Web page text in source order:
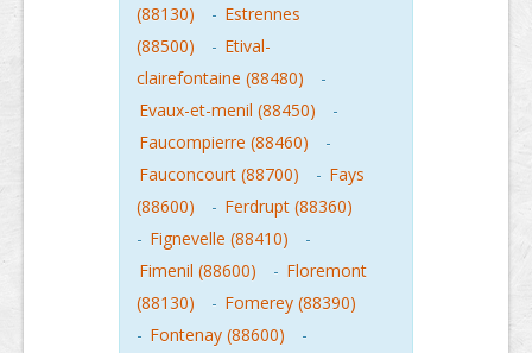
(88130)
- Estrennes
(88500)
- Etival-
clairefontaine (88480)
-
Evaux-et-menil (88450)
-
Faucompierre (88460)
-
Fauconcourt (88700)
- Fays
(88600)
- Ferdrupt (88360)
- Fignevelle (88410)
-
Fimenil (88600)
- Floremont
(88130)
- Fomerey (88390)
- Fontenay (88600)
-